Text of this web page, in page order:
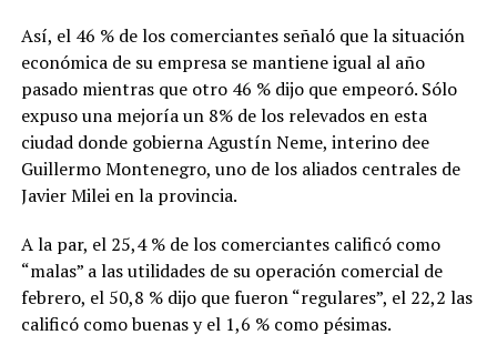
Así, el 46 % de los comerciantes señaló que la situación
económica de su empresa se mantiene igual al año
pasado mientras que otro 46 % dijo que empeoró. Sólo
expuso una mejoría un 8% de los relevados en esta
ciudad donde gobierna Agustín Neme, interino dee
Guillermo Montenegro, uno de los aliados centrales de
Javier Milei en la provincia.
A la par, el 25,4 % de los comerciantes calificó como
“malas” a las utilidades de su operación comercial de
febrero, el 50,8 % dijo que fueron “regulares”, el 22,2 las
calificó como buenas y el 1,6 % como pésimas.